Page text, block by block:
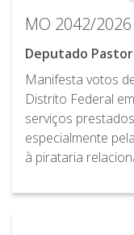
MO 2042/2026
Deputado
Manifesta votos
Distrito Federal
serviços
especialmente
à pirataria